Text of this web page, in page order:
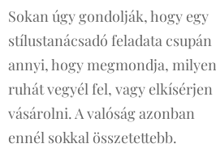
Sokan úgy gondolják, hogy egy
stílustanácsadó feladata csupán
annyi, hogy megmondja, milyen
ruhát vegyél fel, vagy elkísérjen
vásárolni. A valóság azonban
ennél sokkal összetettebb.